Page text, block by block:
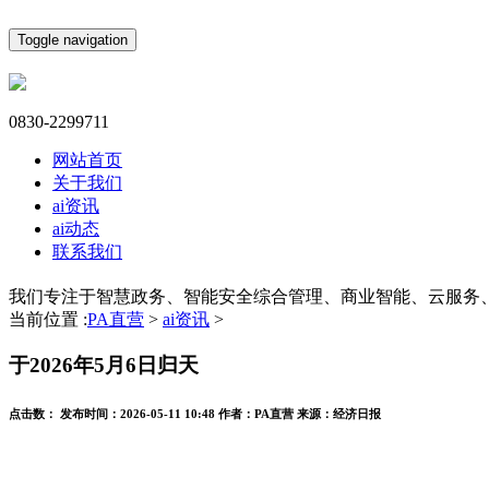
Toggle navigation
0830-2299711
网站首页
关于我们
ai资讯
ai动态
联系我们
我们专注于智慧政务、智能安全综合管理、商业智能、云服务
当前位置 :PA直营 > ai资讯 >
于2026年5月6日归天
点击数： 发布时间： 2026-05-11 10:48 作者： PA直营 来源： 经济日报